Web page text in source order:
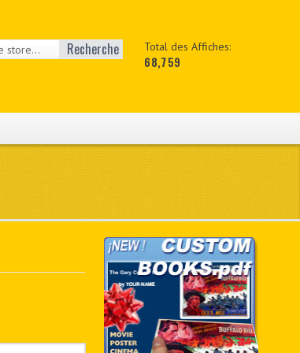
Total des Affiches:
68,759
Recherche